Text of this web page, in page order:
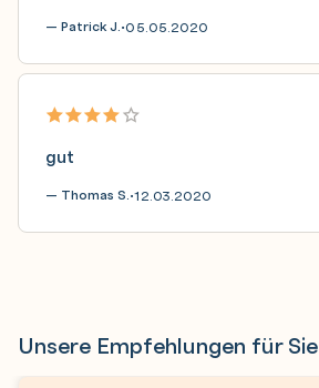
— Patrick J.•05.05.2020
gut
— Thomas S.•12.03.2020
Unsere Empfehlungen für Sie